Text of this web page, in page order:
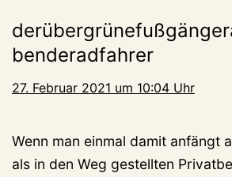
benderadfahrer
27. Februar 2021 um 10:04 Uhr
Wenn man einmal damit anfängt
als in den Weg gestellten